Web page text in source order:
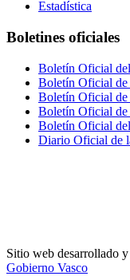
Estadística
Boletines oficiales
Boletín Oficial
Boletín Oficial
Boletín Oficial de
Boletín Oficial de
Boletín Oficial
Diario Oficial de
Sitio web desarrollado
Gobierno Vasco